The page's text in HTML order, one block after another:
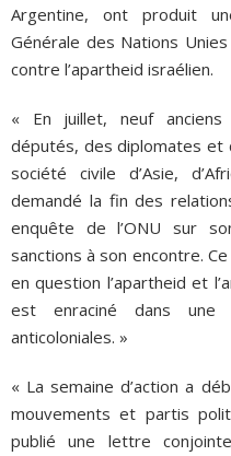
Argentine, ont produit
Générale des Nations
contre l’apartheid israélien.
« En juillet, neuf
députés, des diplomates et
société civile d’Asie,
demandé la fin des
enquête de l’ONU sur
sanctions à son encontre.
en question l’apartheid et
est enraciné dans une
anticoloniales. »
« La semaine d’action a
mouvements et partis
publié une lettre